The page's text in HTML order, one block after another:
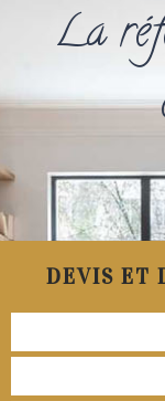
La
DEVIS ET